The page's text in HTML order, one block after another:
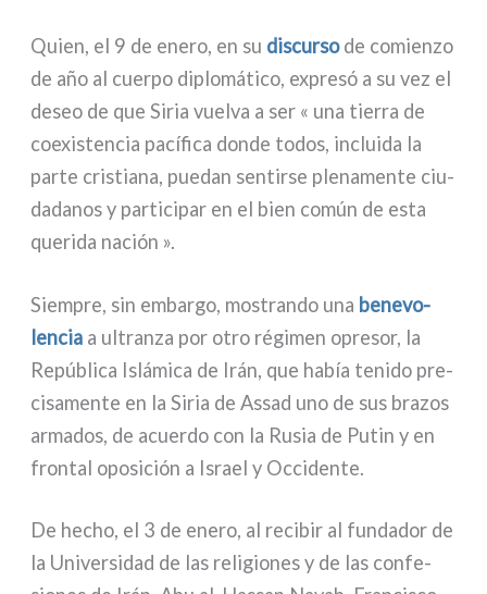
Quien, el 9 de ene­ro, en su discur­sode comien­zo
de año al cuer­po diplo­má­ti­co, expre­só a su vez el
deseo de que Siria vuel­va a ser « una tier­ra de
coe­xi­sten­cia pací­fi­ca don­de todos, inclui­da la
par­te cri­stia­na, pue­dan sen­tir­se ple­na­men­te ciu­
da­da­nos y par­ti­ci­par en el bien común de esta
que­ri­da nación ».
Siempre, sin embar­go, mostran­do una bene­vo­
len­cia a ultran­za por otro régi­men opre­sor, la
República Islámica de Irán, que había teni­do pre­
ci­sa­men­te en la Siria de Assad uno de sus bra­zos
arma­dos, de acuer­do con la Rusia de Putin y en
fron­tal opo­si­ción a Israel y Occidente.
De hecho, el 3 de ene­ro, al reci­bir al fun­da­dor de
la Universidad de las reli­gio­nes y de las con­fe­